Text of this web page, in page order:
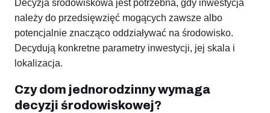
Decyzja środowiskowa jest potrzebna, gdy inwestycja
należy do przedsięwzięć mogących zawsze albo
potencjalnie znacząco oddziaływać na środowisko.
Decydują konkretne parametry inwestycji, jej skala i
lokalizacja.
Czy dom jednorodzinny wymaga
decyzji środowiskowej?